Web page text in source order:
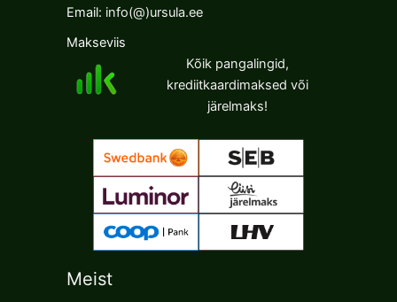
Email: info(@)ursula.ee
Makseviis
Kõik pangalingid,
krediitkaardimaksed või
järelmaks!
Meist